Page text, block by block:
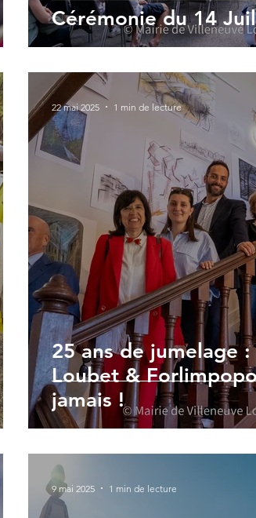
Cérémonie du 14
25 ans de jumelage
Loubet &
jamais !
22 mai 2025 1 min de lecture
9 mai 2025 1 min de lecture